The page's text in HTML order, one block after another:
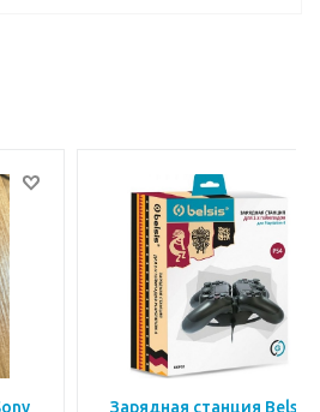
Зарядная станция Belsis